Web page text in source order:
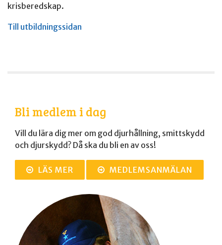
krisberedskap.
Till utbildningssidan
Bli medlem i dag
Vill du lära dig mer om god djurhållning, smittskydd
och djurskydd? Då ska du bli en av oss!
LÄS MER MEDLEMSANMÄLAN